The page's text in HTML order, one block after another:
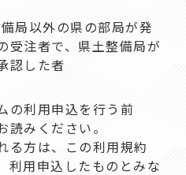
局以外の県の部局が発
受注者で、県土整備局が
認した者
の利用申込を行う前
みください。
る方は、この利用規約
利用申込したものとみな